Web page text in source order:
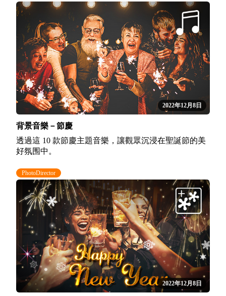
2022年12月8日
背景音樂－節慶
透過這 10 款節慶主題音樂，讓觀眾沉浸在聖誕節的美
好氛围中。
PhotoDirector
2022年12月8日